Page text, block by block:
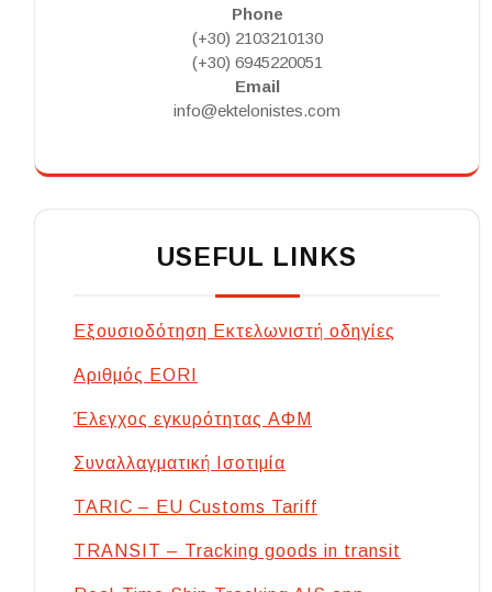
Phone
(+30) 2103210130
(+30) 6945220051
Email
info@ektelonistes.com
USEFUL LINKS
Εξουσιοδότηση Εκτελωνιστή οδηγίες
Αριθμός EORI
Έλεγχος εγκυρότητας ΑΦΜ
Συναλλαγματική Ισοτιμία
TARIC – EU Customs Tariff
TRANSIT – Tracking goods in transit